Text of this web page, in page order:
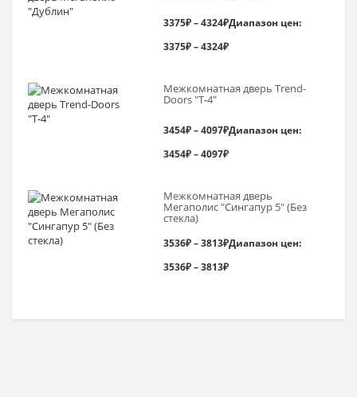
3375₽–4324₽Диапазон цен:
3375₽ – 4324₽
Межкомнатная дверь Trend-
Doоrs "Т-4"
3454₽–4097₽Диапазон цен:
3454₽ – 4097₽
Межкомнатная дверь
Мегаполис "Сингапур 5" (Без
стекла)
3536₽–3813₽Диапазон цен:
3536₽ – 3813₽